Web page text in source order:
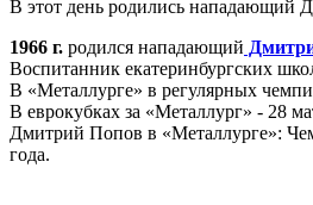
В этот день родились нападающий
1966 г. родился нападающий
Воспитанник екатеринбургских
В «Металлурге» в регулярных
В еврокубках за «Металлург» - 28
Дмитрий Попов в «Металлурге»:
года.